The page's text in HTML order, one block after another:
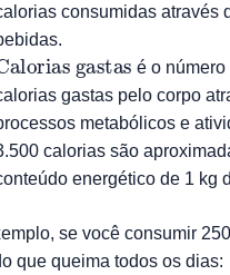
consumidas através
gastas
é o número
gastas pelo corpo
metabólicos e
calorias são
energético de 1 kg
se você consumir
que queima todos os dias: